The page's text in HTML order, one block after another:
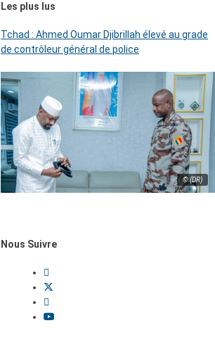
Les plus lus
Tchad : Ahmed Oumar Djibrillah élevé au grade
de contrôleur général de police
© (DR)
Nous Suivre